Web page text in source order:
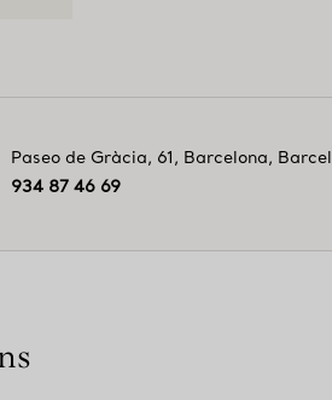
Paseo de Gràcia, 61, Barcelona,
934 87 46 69